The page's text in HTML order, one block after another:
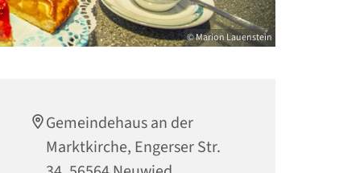
© Marion Lauenstein
Gemeindehaus an der
Marktkirche, Engerser Str.